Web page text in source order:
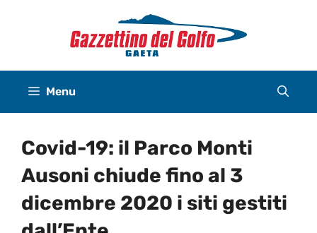
Menu
Covid-19: il Parco Monti
Ausoni chiude fino al 3
dicembre 2020 i siti gestiti